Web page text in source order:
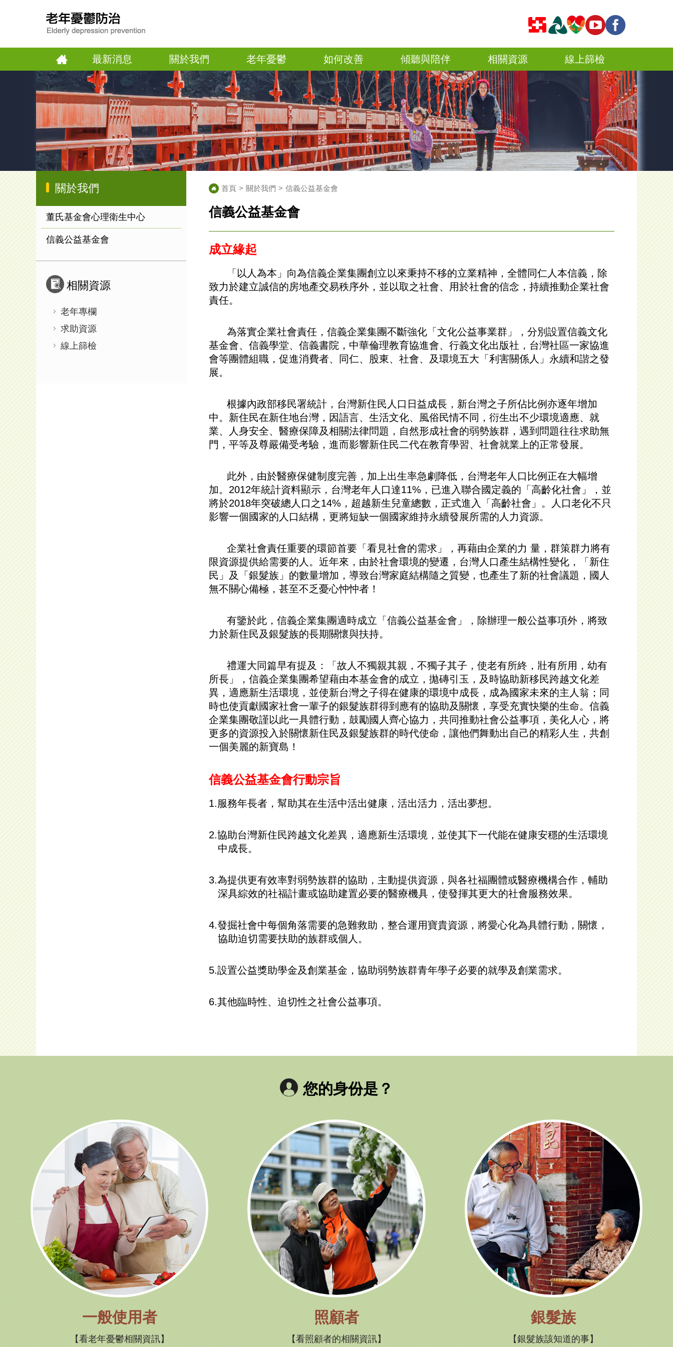
最新消息 關於我們 老年憂鬱 如何改善 傾聽與陪伴 相關資源 線上篩檢
關於我們
董氏基金會心理衛生中心
信義公益基金會
相關資源
老年專欄
求助資源
線上篩檢
首頁 關於我們 信義公益基金會
信義公益基金會
成立緣起
「以人為本」向為信義企業集團創立以來秉持不移的立業精神，全體同仁人本信義，除
致力於建立誠信的房地產交易秩序外，並以取之社會、用於社會的信念，持續推動企業社會
責任。
為落實企業社會責任，信義企業集團不斷強化「文化公益事業群」，分別設置信義文化
基金會、信義學堂、信義書院，中華倫理教育協進會、行義文化出版社，台灣社區一家協進
會等團體組職，促進消費者、同仁、股東、社會、及環境五大「利害關係人」永續和諧之發
展。
根據內政部移民署統計，台灣新住民人口日益成長，新台灣之子所佔比例亦逐年增加
中。新住民在新住地台灣，因語言、生活文化、風俗民情不同，衍生出不少環境適應、就
業、人身安全、醫療保障及相關法律問題，自然形成社會的弱勢族群，遇到問題往往求助無
門，平等及尊嚴備受考驗，進而影響新住民二代在教育學習、社會就業上的正常發展。
此外，由於醫療保健制度完善，加上出生率急劇降低，台灣老年人口比例正在大幅增
加。2012年統計資料顯示，台灣老年人口達11%，已進入聯合國定義的「高齡化社會」，並
將於2018年突破總人口之14%，超越新生兒童總數，正式進入「高齡社會」。人口老化不只
影響一個國家的人口結構，更將短缺一個國家維持永續發展所需的人力資源。
企業社會責任重要的環節首要「看見社會的需求」，再藉由企業的力 量，群策群力將有
限資源提供給需要的人。近年來，由於社會環境的變遷，台灣人口產生結構性變化，「新住
民」及「銀髮族」的數量增加，導致台灣家庭結構隨之質變，也產生了新的社會議題，國人
無不關心備極，甚至不乏憂心忡忡者！
有鑒於此，信義企業集團適時成立「信義公益基金會」，除辦理一般公益事項外，將致
力於新住民及銀髮族的長期關懷與扶持。
禮運大同篇早有提及：「故人不獨親其親，不獨子其子，使老有所終，壯有所用，幼有
所長」，信義企業集團希望藉由本基金會的成立，拋磚引玉，及時協助新移民跨越文化差
異，適應新生活環境，並使新台灣之子得在健康的環境中成長，成為國家未來的主人翁；同
時也使貢獻國家社會一輩子的銀髮族群得到應有的協助及關懷，享受充實快樂的生命。信義
企業集團敬謹以此一具體行動，鼓勵國人齊心協力，共同推動社會公益事項，美化人心，將
更多的資源投入於關懷新住民及銀髮族群的時代使命，讓他們舞動出自己的精彩人生，共創
一個美麗的新寶島！
信義公益基金會行動宗旨
1.服務年長者，幫助其在生活中活出健康，活出活力，活出夢想。
2.協助台灣新住民跨越文化差異，適應新生活環境，並使其下一代能在健康安穩的生活環境
中成長。
3.為提供更有效率對弱勢族群的協助，主動提供資源，與各社福團體或醫療機構合作，輔助
深具綜效的社福計畫或協助建置必要的醫療機具，使發揮其更大的社會服務效果。
4.發掘社會中每個角落需要的急難救助，整合運用寶貴資源，將愛心化為具體行動，關懷，
協助迫切需要扶助的族群或個人。
5.設置公益獎助學金及創業基金，協助弱勢族群青年學子必要的就學及創業需求。
6.其他臨時性、迫切性之社會公益事項。
您的身份是？
一般使用者
看老年憂鬱相關資訊
照顧者
看照顧者的相關資訊
銀髮族
銀髮族該知道的事